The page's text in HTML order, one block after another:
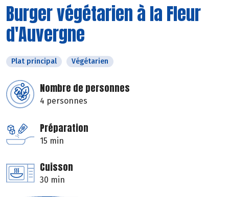
Burger végétarien à la Fleur
d'Auvergne
Plat principal Végétarien
Nombre de personnes
4 personnes
Préparation
15 min
Cuisson
30 min